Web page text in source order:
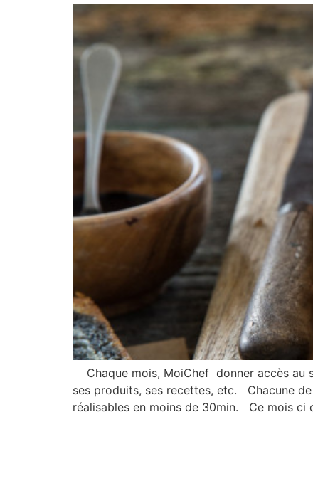
Chaque mois, MoiChef donner accès au
ses produits, ses recettes, etc. Chacune
réalisables en moins de 30min. Ce mois ci